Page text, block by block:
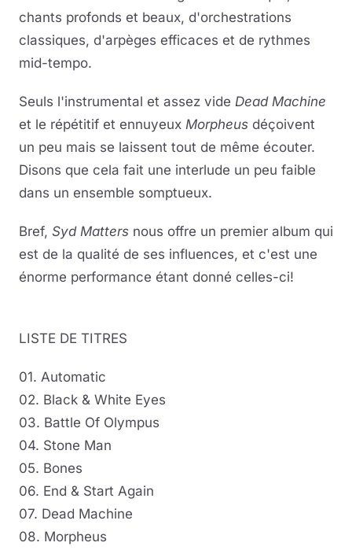
chants profonds et beaux, d'orchestrations
classiques, d'arpèges efficaces et de rythmes
mid-tempo.
Seuls l'instrumental et assez vide Dead Machine
et le répétitif et ennuyeux Morpheus déçoivent
un peu mais se laissent tout de même écouter.
Disons que cela fait une interlude un peu faible
dans un ensemble somptueux.
Bref, Syd Matters nous offre un premier album qui
est de la qualité de ses influences, et c'est une
énorme performance étant donné celles-ci!
LISTE DE TITRES
01. Automatic
02. Black & White Eyes
03. Battle Of Olympus
04. Stone Man
05. Bones
06. End & Start Again
07. Dead Machine
08. Morpheus